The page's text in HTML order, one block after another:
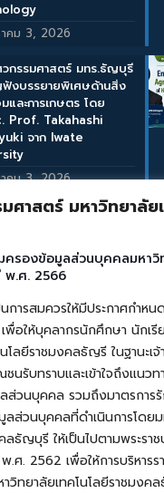
ศาสตร์ มหาวิทยาลัย
ครองข้อมูลส่วนบุคคลมหาวิ
พ.ศ. 2566
มควรให้มีประกาศกำหนด
อให้บุคลากรนักศึกษา นักเรี
โลยีราชมงคลธัญรี ในฐานะเ
นรับทราบและเข้าใจถึงแนวท
ส่วนบุคคล รวมถึงมาตรการ
ส่วนบุคคลที่ดำเนินการโดย
คลธัญบุรี ให้เป็นไปตามพระ
. 2562 เพื่อให้การบริหารรา
วิทยาลัยเทคโนโลยีราชมงค
คม 3, 2026
กรรมศาสตร์ มทร.ธัญบุรี
งบรรยายพิเศษด้านสิ่ง
และการเกษตร โดย
Prof. Takahashi
จาก Iwate
คม 3, 2026